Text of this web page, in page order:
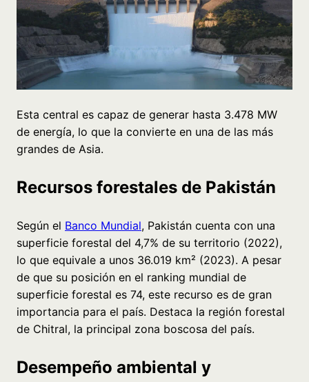
Esta central es capaz de generar hasta 3.478 MW
de energía, lo que la convierte en una de las más
grandes de Asia.
Recursos forestales de Pakistán
Según el Banco Mundial, Pakistán cuenta con una
superficie forestal del 4,7% de su territorio (2022),
lo que equivale a unos 36.019 km² (2023). A pesar
de que su posición en el ranking mundial de
superficie forestal es 74, este recurso es de gran
importancia para el país. Destaca la región forestal
de Chitral, la principal zona boscosa del país.
Desempeño ambiental y